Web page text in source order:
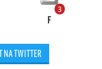
3
F
NA TWITTER